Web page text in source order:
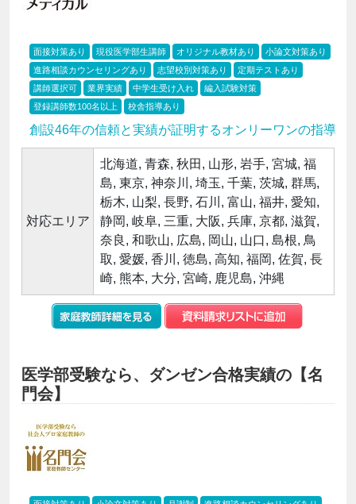
面接対策あり 現役医学部生講師 オリジナル教材あり
小論文対策あり
進路相談カウンセリングあり
志望校別対策あり
定期テストあり
講師選択可
業界実績 中学生受け入れ
編入試験対策
登録講師数100名以上
校舎指導あり
創設46年の信頼と実績が証明するオンリーワンの指導
対応エリア
北海道, 青森, 秋田, 山形, 岩手, 宮城, 福
島, 東京, 神奈川, 埼玉, 千葉, 茨城, 群馬,
栃木, 山梨, 長野, 石川, 富山, 福井, 愛知,
静岡, 岐阜, 三重, 大阪, 兵庫, 京都, 滋賀,
奈良, 和歌山, 広島, 岡山, 山口, 島根, 鳥
取, 愛媛, 香川, 徳島, 高知, 福岡, 佐賀, 長
崎, 熊本, 大分, 宮崎, 鹿児島, 沖縄
医学部受験なら、ダンゼン合格実績の【名
門会】